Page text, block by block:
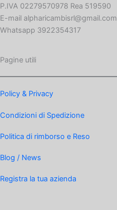
P.IVA 02279570978 Rea 519590
E-mail alpharicambisrl@gmail.com
Whatsapp 3922354317
Pagine utili
Policy & Privacy
Condizioni di Spedizione
Politica di rimborso e Reso
Blog / News
Registra la tua azienda